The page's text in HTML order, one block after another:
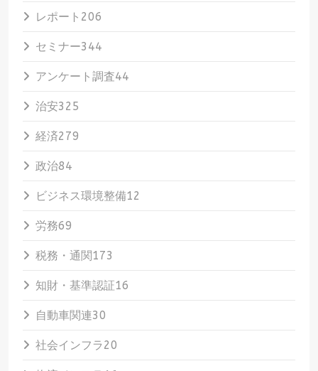
レポート 206
セミナー344
アンケート調査44
治安325
経済279
政治84
ビジネス環境整備12
労務69
税務・通関173
知財・基準認証16
自動車関連30
社会インフラ20